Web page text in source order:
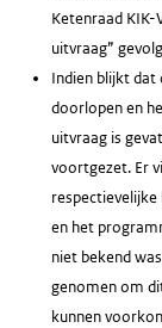
Ketenraad
uitvraag”
Indien blijkt dat
doorlopen en
uitvraag is
voortgezet. Er
respectievelijke
en het
niet bekend
genomen om
kunnen